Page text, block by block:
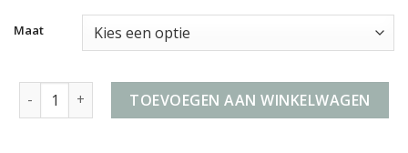
Maat
middelgrote koffer aantalTOEVOEGEN AAN WINKELWAGEN